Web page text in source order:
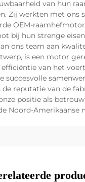
van hun
Zij werkten met ons
OEM-
bij hun strenge
ons team aan
is een motor
van het
succesvolle
de reputatie van de
positie als
Noord-Amerikaanse